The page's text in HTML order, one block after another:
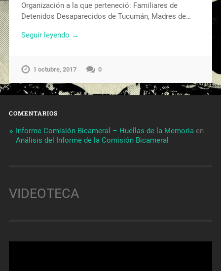
Organización a la que perteneció: Familiares de
Detenidos Desaparecidos de Tucumán, Madres de…
Seguir leyendo →
1 octubre, 2017 0
COMENTARIOS
Informe Comisión Bicameral – Huellas de la Memoriaen
Análisis del Informe de la Comisión Bicameral
VIDEOTECA